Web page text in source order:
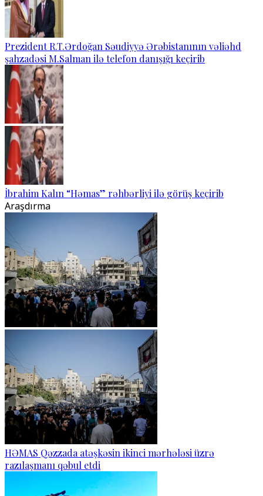
Prezident R.T.Ərdoğan Səudiyyə Ərəbistanının vəliəhd
şahzadəsi M.Salman ilə telefon danışığı keçirib
İbrahim Kalın “Həmas” rəhbərliyi ilə görüş keçirib
Araşdırma
HƏMAS Qəzzada atəşkəsin ikinci mərhələsi üzrə
razılaşmanı qəbul etdi